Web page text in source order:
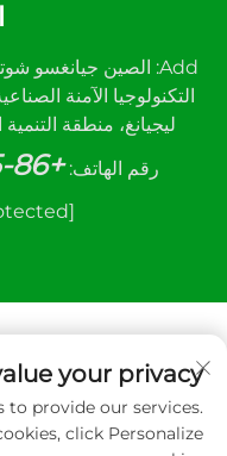
التكنولوجيا الآمنة
ليجيانغ، منطقة
رقم الهاتف: +86-13585397375
لمعدات
your privacy
to provide our services.
click Personalize